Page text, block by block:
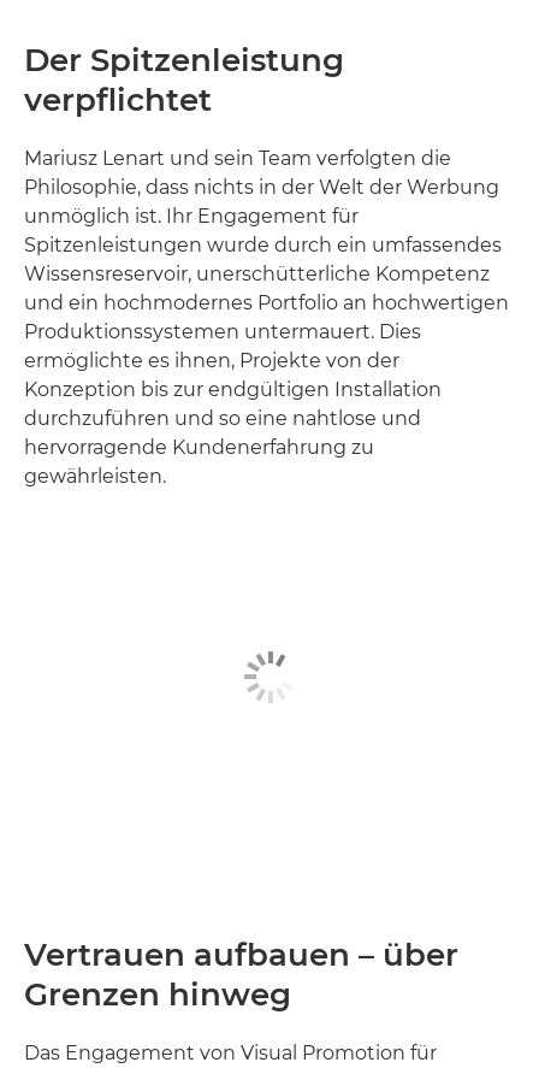
Der Spitzenleistung
verpflichtet
Mariusz Lenart und sein Team verfolgten die
Philosophie, dass nichts in der Welt der Werbung
unmöglich ist. Ihr Engagement für
Spitzenleistungen wurde durch ein umfassendes
Wissensreservoir, unerschütterliche Kompetenz
und ein hochmodernes Portfolio an hochwertigen
Produktionssystemen untermauert. Dies
ermöglichte es ihnen, Projekte von der
Konzeption bis zur endgültigen Installation
durchzuführen und so eine nahtlose und
hervorragende Kundenerfahrung zu
gewährleisten.
Vertrauen aufbauen – über
Grenzen hinweg
Das Engagement von Visual Promotion für